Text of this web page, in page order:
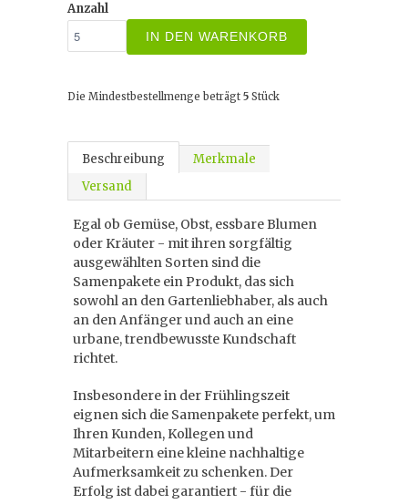
Anzahl
IN DEN WARENKORB
Die Mindestbestellmenge beträgt 5 Stück
Beschreibung
Merkmale
Versand
Egal ob Gemüse, Obst, essbare Blumen
oder Kräuter - mit ihren sorgfältig
ausgewählten Sorten sind die
Samenpakete ein Produkt, das sich
sowohl an den Gartenliebhaber, als auch
an den Anfänger und auch an eine
urbane, trendbewusste Kundschaft
richtet.
Insbesondere in der Frühlingszeit
eignen sich die Samenpakete perfekt, um
Ihren Kunden, Kollegen und
Mitarbeitern eine kleine nachhaltige
Aufmerksamkeit zu schenken. Der
Erfolg ist dabei garantiert - für die